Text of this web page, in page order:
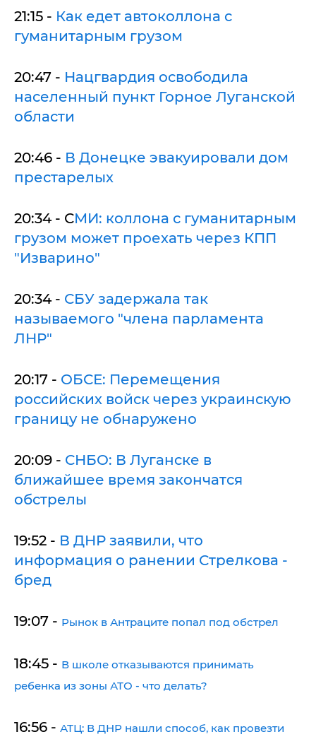
21:15 - Как едет автоколлона с
гуманитарным грузом
20:47 - Нацгвардия освободила
населенный пункт Горное Луганской
области
20:46 - В Донецке эвакуировали дом
престарелых
20:34 - СМИ: коллона с гуманитарным
грузом может проехать через КПП
"Изварино"
20:34 - СБУ задержала так
называемого "члена парламента
ЛНР"
20:17 - ОБСЕ: Перемещения
российских войск через украинскую
границу не обнаружено
20:09 - СНБО: В Луганске в
ближайшее время закончатся
обстрелы
19:52 - В ДНР заявили, что
информация о ранении Стрелкова -
бред
19:07 - Рынок в Антраците попал под обстрел
18:45 - В школе отказываются принимать
ребенка из зоны АТО - что делать?
16:56 - АТЦ: В ДНР нашли способ, как провезти